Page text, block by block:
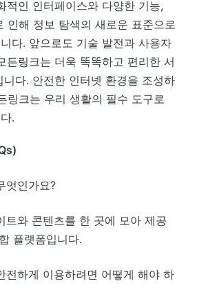
적인 인터페이스와 다양한 기능,
인해 정보 탐색의 새로운 표준으로
다. 앞으로도 기술 발전과 사용자
든링크는 더욱 똑똑하고 편리한 서
니다. 안전한 인터넷 환경을 조성하
링크는 우리 생활의 필수 도구로
.
엇인가요?
트와 콘텐츠를 한 곳에 모아 제공
플랫폼입니다.
전하게 이용하려면 어떻게 해야 하